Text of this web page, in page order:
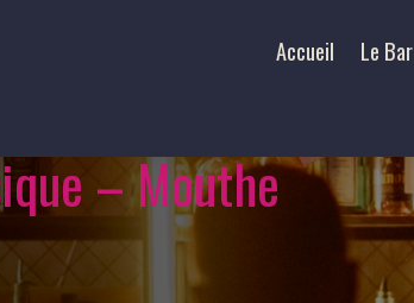
Accueil Le Bar
– Mouthe